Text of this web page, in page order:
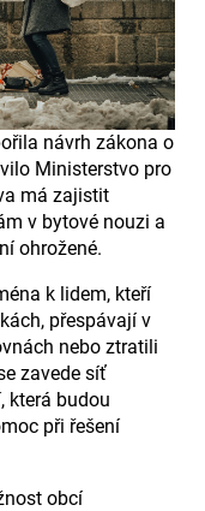
návrh zákona o
Ministerstvo pro
má zajistit
v bytové nouzi a
ohrožené.
k lidem, kteří
přespávají v
nebo ztratili
zavede síť
která budou
při řešení
obcí